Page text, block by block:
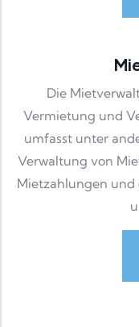
Die
Vermietung und
umfasst unter
Verwaltung von
Mietzahlungen und